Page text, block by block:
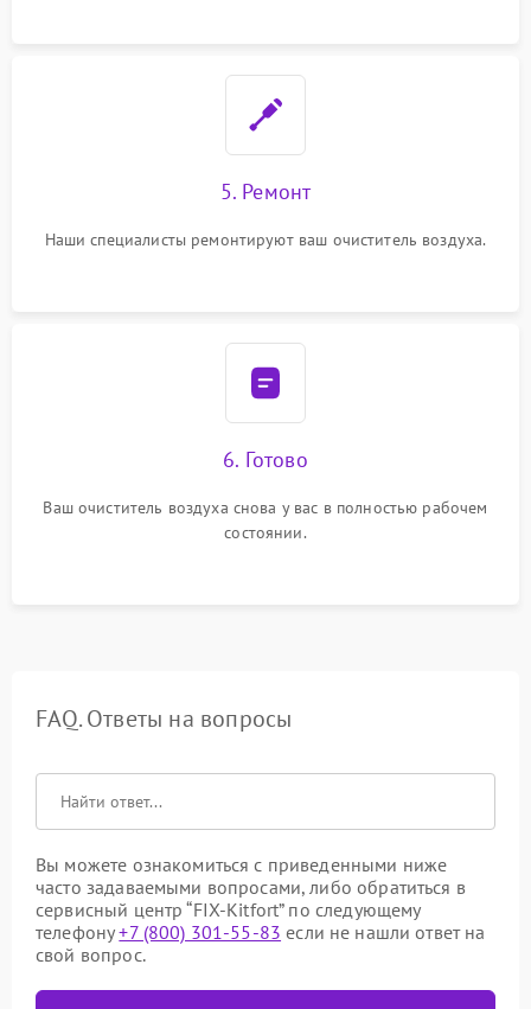
5. Ремонт
Наши специалисты ремонтируют ваш очиститель воздуха.
6. Готово
Ваш очиститель воздуха снова у вас в полностью рабочем
состоянии.
FAQ. Ответы на вопросы
Вы можете ознакомиться с приведенными ниже
часто задаваемыми вопросами, либо обратиться в
сервисный центр “FIX-Kitfort” по следующему
телефону+7 (800) 301-55-83 если не нашли ответ на
свой вопрос.